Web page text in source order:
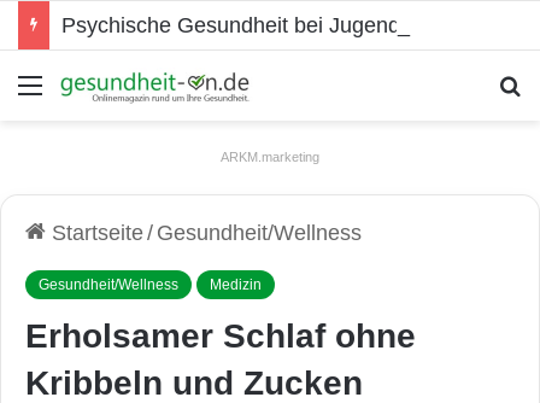
Psychische Gesundheit bei Jugendlichen
Menü
ARKM.marketing
Startseite/ Gesundheit/Wellness
Gesundheit/Wellness Medizin
Erholsamer Schlaf ohne
Kribbeln und Zucken